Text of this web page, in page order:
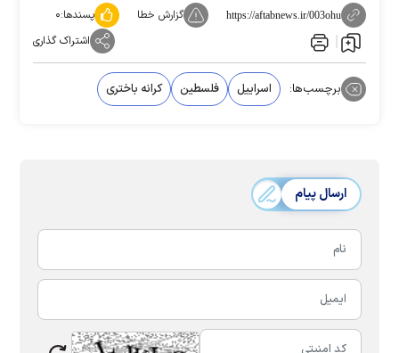
https://aftabnews.ir/003ohu گزارش خطا پسندها:۰
اشتراک گذاری
برچسب‌ها: اسراییل فلسطین کرانه باختری
ارسال پیام